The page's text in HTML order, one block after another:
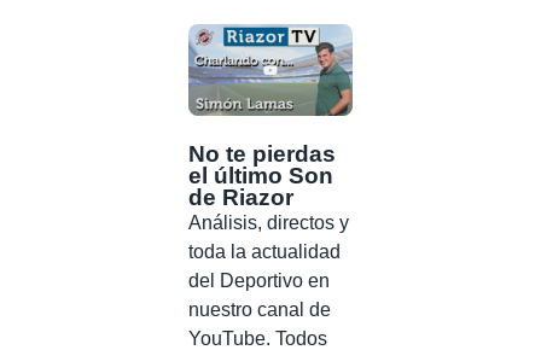
No te pierdas
el último Son
de Riazor
Análisis, directos y
toda la actualidad
del Deportivo en
nuestro canal de
YouTube. Todos